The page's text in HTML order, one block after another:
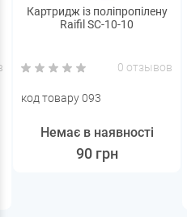
Картридж із поліпропілену
Raifil SC-10-10
0 отзывов
код товару 093
90 грн
Немає в наявності